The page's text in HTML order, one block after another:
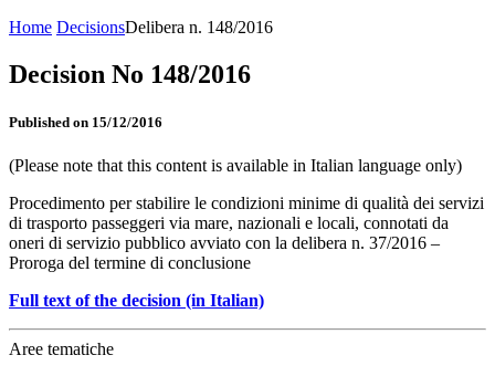
Home DecisionsDelibera n. 148/2016
Decision No 148/2016
Published on 15/12/2016
(Please note that this content is available in Italian language only)
Procedimento per stabilire le condizioni minime di qualità dei servizi
di trasporto passeggeri via mare, nazionali e locali, connotati da
oneri di servizio pubblico avviato con la delibera n. 37/2016 –
Proroga del termine di conclusione
Full text of the decision (in Italian)
Aree tematiche